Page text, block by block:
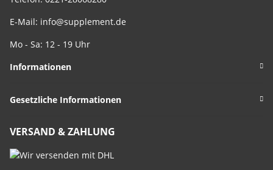
E-Mail: info@supplement.de
Mo - Sa: 12 - 19 Uhr
Informationen
Gesetzliche Informationen
VERSAND & ZAHLUNG